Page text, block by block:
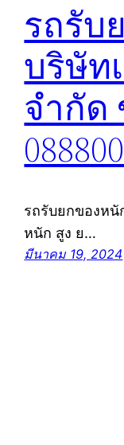
รถรับ
บริษัท
จำกัด
รถรับยกของหนั
หนัก สูง ย…
มีนาคม 19, 2024